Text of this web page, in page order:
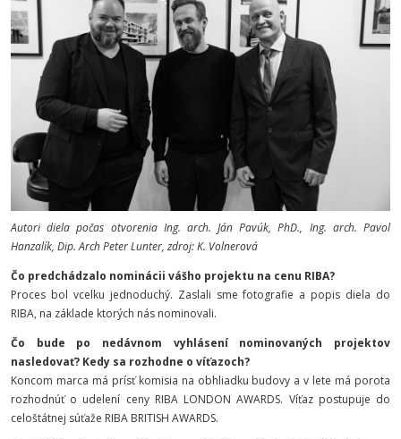
Autori diela počas otvorenia Ing. arch. Ján Pavúk, PhD., Ing. arch. Pavol
Hanzalík, Dip. Arch Peter Lunter, zdroj: K. Volnerová
Čo predchádzalo nominácii vášho projektu na cenu RIBA?
Proces bol vcelku jednoduchý. Zaslali sme fotografie a popis diela do
RIBA, na základe ktorých nás nominovali.
Čo bude po nedávnom vyhlásení nominovaných projektov
nasledovať? Kedy sa rozhodne o víťazoch?
Koncom marca má prísť komisia na obhliadku budovy a v lete má porota
rozhodnúť o udelení ceny RIBA LONDON AWARDS. Víťaz postupuje do
celoštátnej súťaže RIBA BRITISH AWARDS.